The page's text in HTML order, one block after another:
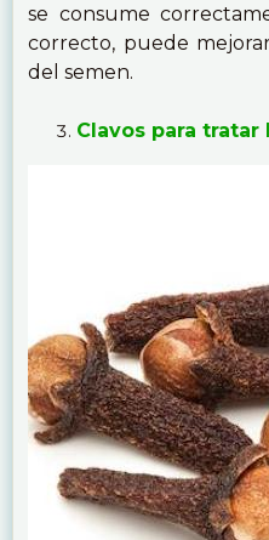
se consume
correcto, puede
del semen.
Clavos para